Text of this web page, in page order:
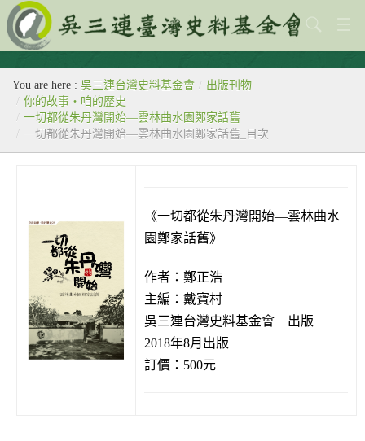
關於本會
歷史教室
專題
館藏查詢
台灣史料中心
You are here : 吳三連台灣史料基金會 / 出版刊物
/ 你的故事‧咱的歷史
/ 一切都從朱丹灣開始—雲林曲水園鄭家話舊
/ 一切都從朱丹灣開始—雲林曲水園鄭家話舊_目次
《一切都從朱丹灣開始—雲林曲水
園鄭家話舊》
作者：鄭正浩
主編：戴寶村
吳三連台灣史料基金會 出版
2018年8月出版
訂價：500元